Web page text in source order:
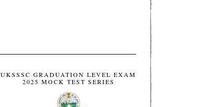
UKSSSC GRADUATION LEVEL EXAM
2025 MOCK TEST SERIES